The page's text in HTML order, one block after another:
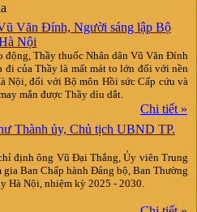
Văn Đính, Người sáng lập Bộ
Nội
động, Thầy thuốc Nhân dân Vũ Văn Đính
đi của Thầy là mất mát to lớn đối với nền
Nội, đối với Bộ môn Hồi sức Cấp cứu và
mắn được Thầy dìu dắt.
Chi tiết »
Thành ủy, Chủ tịch UBND TP.
định ông Vũ Đại Thắng, Ủy viên Trung
Ban Chấp hành Đảng bộ, Ban Thường
Hà Nội, nhiệm kỳ 2025 - 2030.